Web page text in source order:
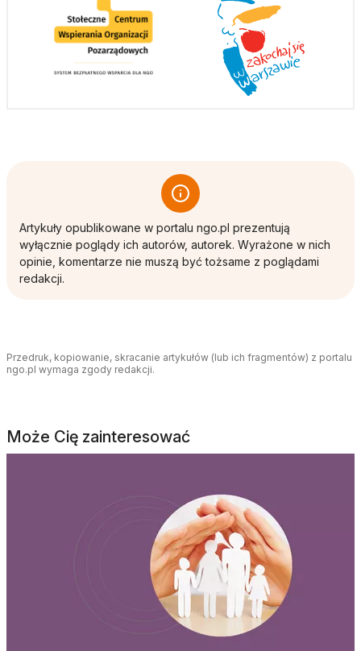
Artykuły opublikowane w portalu ngo.pl prezentują
wyłącznie poglądy ich autorów, autorek. Wyrażone w nich
opinie, komentarze nie muszą być tożsame z poglądami
redakcji.
Przedruk, kopiowanie, skracanie artykułów (lub ich fragmentów) z portalu
ngo.pl wymaga zgody redakcji.
Może Cię zainteresować